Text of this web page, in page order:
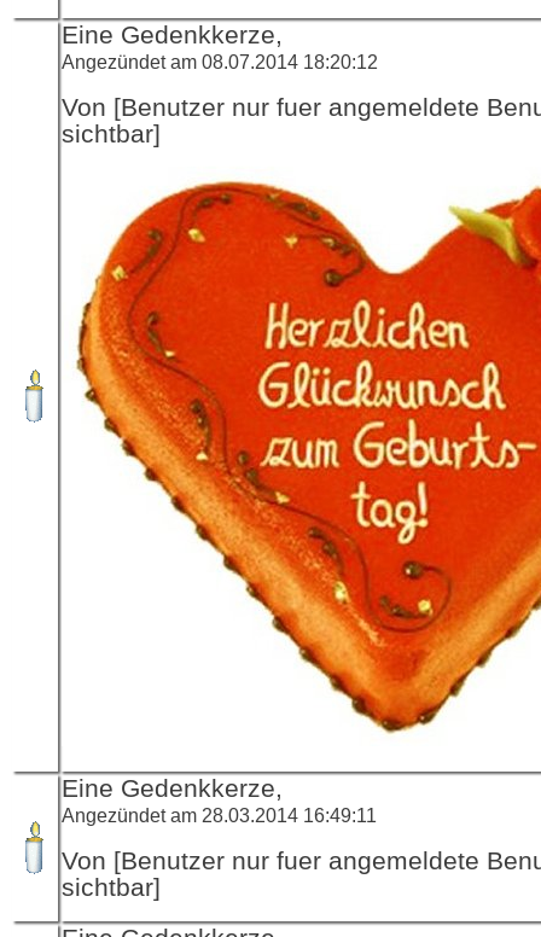
Eine Gedenkkerze,
Angezündet am 08.07.2014 18:20:12
Von [Benutzer nur fuer angemeldete
sichtbar]
Eine Gedenkkerze,
Angezündet am 28.03.2014 16:49:11
Von [Benutzer nur fuer angemeldete
sichtbar]